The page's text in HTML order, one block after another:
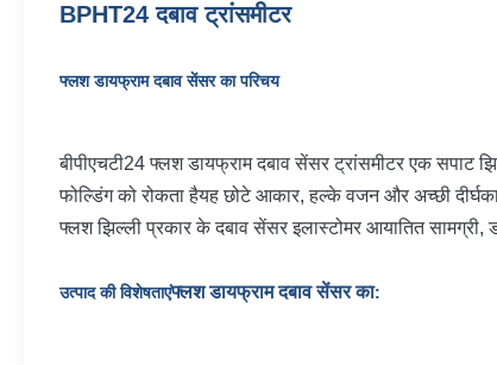
BPHT24 दबाव ट्रांसमीटर
फ्लश डायफ्राम दबाव सेंसर का परिचय
बीपीएचटी24 फ्लश डायफ्राम दबाव सेंसर ट्रांसमीटर एक सपाट
फोल्डिंग को रोकता हैयह छोटे आकार, हल्के वजन और अच्छी
फ्लश झिल्ली प्रकार के दबाव सेंसर इलास्टोमर आयातित सामग्री,
उत्पाद की विशेषताएंफ्लश डायफ्राम दबाव सेंसर का: